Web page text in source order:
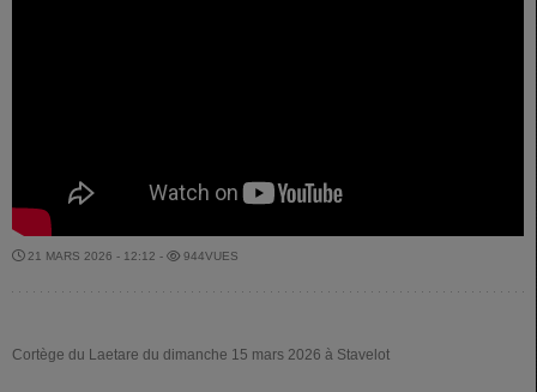
21 MARS 2026 - 12:12 - 944VUES
Cortège du Laetare du dimanche 15 mars 2026 à Stavelot